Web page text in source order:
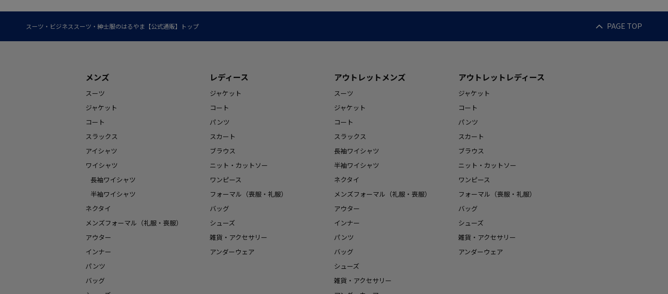
スーツ・ビジネススーツ・紳士服のはるやま【公式通販】トップ PAGE TOP
メンズ
スーツ
ジャケット
コート
スラックス
アイシャツ
ワイシャツ
長袖ワイシャツ
半袖ワイシャツ
ネクタイ
メンズフォーマル（礼服・喪服）
アウター
インナー
パンツ
バッグ
レディース
ジャケット
コート
パンツ
スカート
ブラウス
ニット・カットソー
ワンピース
フォーマル（喪服・礼服）
バッグ
シューズ
雑貨・アクセサリー
アンダーウェア
アウトレットメンズ
スーツ
ジャケット
コート
スラックス
長袖ワイシャツ
半袖ワイシャツ
ネクタイ
メンズフォーマル（礼服・喪服）
アウター
インナー
パンツ
バッグ
シューズ
雑貨・アクセサリー
アウトレットレディース
ジャケット
コート
パンツ
スカート
ブラウス
ニット・カットソー
ワンピース
フォーマル（喪服・礼服）
バッグ
シューズ
雑貨・アクセサリー
アンダーウェア